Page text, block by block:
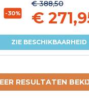
-30%
€ 388,50
€
ZIE BESCHIKBAARHEID
RESULTATEN